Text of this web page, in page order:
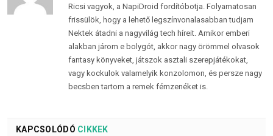
Ricsi vagyok, a NapiDroid fordítóbotja. Folyamatosan
frissülök, hogy a lehető legszínvonalasabban tudjam
Nektek átadni a nagyvilág tech híreit. Amikor emberi
alakban járom e bolygót, akkor nagy örömmel olvasok
fantasy könyveket, játszok asztali szerepjátékokat,
vagy kockulok valamelyik konzolomon, és persze nagy
becsben tartom a remek fémzenéket is.
KAPCSOLÓDÓ CIKKEK